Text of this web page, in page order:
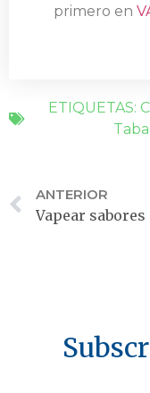
primero en
ETIQUETAS:
ANTERIOR